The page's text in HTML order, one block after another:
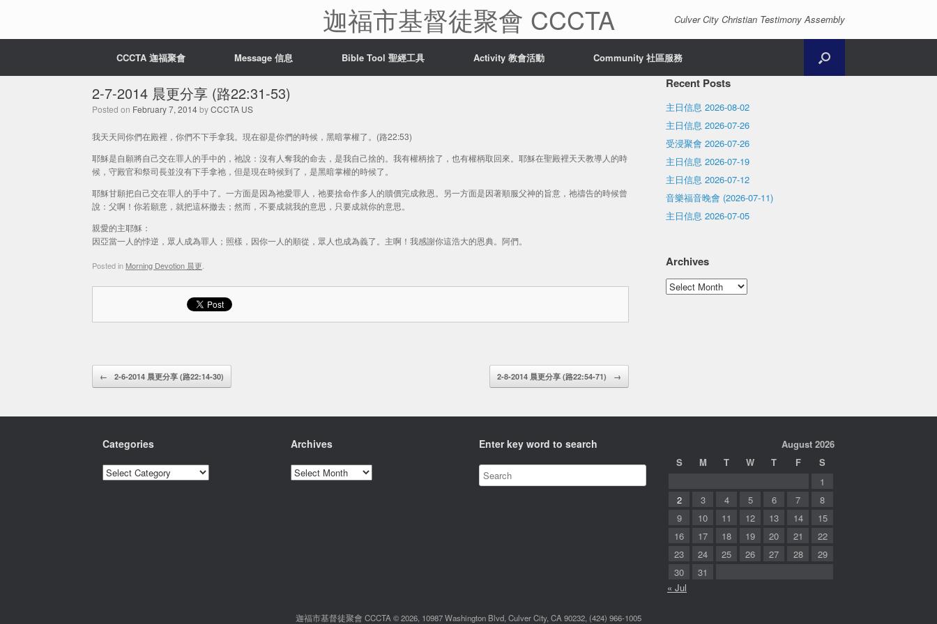
迦福市基督徒聚會 CCCTA Culver City Christian Testimony Assembly
CCCTA 迦福聚會 Message 信息 Bible Tool 聖經工具 Activity 教會活動 Community 社區服務
2-7-2014 晨更分享 (路22:31-53)
Posted on February 7, 2014byCCCTA US
我天天同你們在殿裡，你們不下手拿我。現在卻是你們的時候，黑暗掌權了。(路22:53)
耶穌是自願將自己交在罪人的手中的，祂說：沒有人奪我的命去，是我自己捨的。我有權柄捨了，也有權柄取回來。耶穌在聖殿裡天天教導人的時
候，守殿官和祭司長並沒有下手拿祂，但是現在時候到了，是黑暗掌權的時候了。
耶穌甘願把自己交在罪人的手中了。一方面是因為祂愛罪人，祂要捨命作多人的贖價完成救恩。另一方面是因著順服父神的旨意，祂禱告的時候曾
說：父啊！你若願意，就把這杯撤去；然而，不要成就我的意思，只要成就你的意思。
親愛的主耶穌：
因亞當一人的悖逆，眾人成為罪人；照樣，因你一人的順從，眾人也成為義了。主啊！我感謝你這浩大的恩典。阿們。
Posted in Morning Devotion 晨更
Post navigation
← 2-6-2014 晨更分享 (路22:14-30) 2-8-2014 晨更分享 (路22:54-71) →
Recent Posts
主日信息 2026-08-02
主日信息 2026-07-26
受浸聚會 2026-07-26
主日信息 2026-07-19
主日信息 2026-07-12
音樂福音晚會 (2026-07-11)
主日信息 2026-07-05
Archives
Archives
Categories
Categories
Archives
Archives
Enter key word to search
August 2026
S
M T W T F
S
1
2
3 4 5 6 7
8
9
10 11 12 13 14
15
16
17 18 19 20 21
22
23
24 25 26 27 28
29
30
31
« Jul
迦福市基督徒聚會 CCCTA © 2026, 10987 Washington Blvd, Culver City, CA 90232, (424) 966-1005